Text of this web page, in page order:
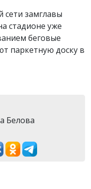
замглавы
стадионе уже
беговые
паркетную доску в
Белова